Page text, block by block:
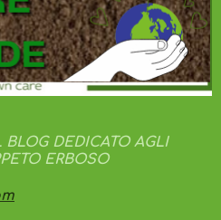
DEDICATO AGLI
ERBOSO